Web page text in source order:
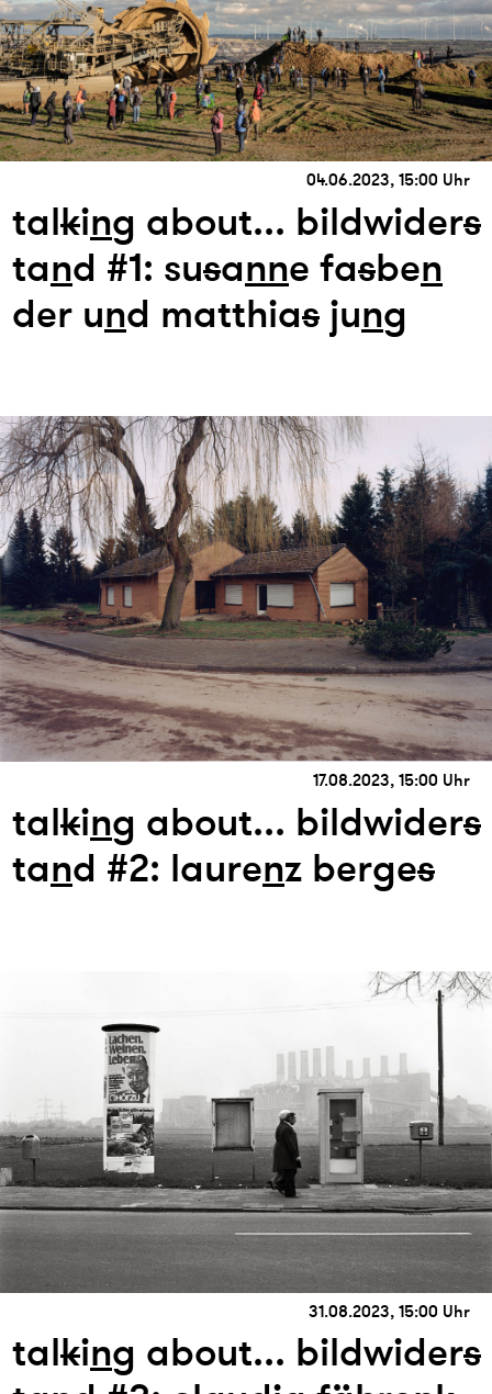
04.06.2023, 15:00 Uhr
talking about... bildwiders
tand #1: susanne fasben
der und matthiasjung
17.08.2023, 15:00 Uhr
talking about... bildwiders
tand #2: laurenz berges
31.08.2023, 15:00 Uhr
talking about... bildwiders